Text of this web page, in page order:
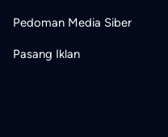
Pedoman Media Siber
Pasang Iklan